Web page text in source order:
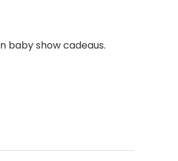
baby show cadeaus.